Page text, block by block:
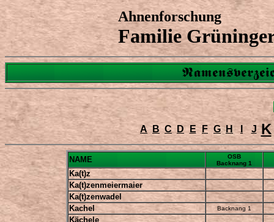
Ahnenforschung
Familie
A B C D E F G H I J K